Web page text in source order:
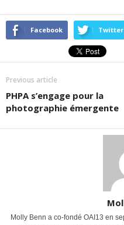
Facebook Twitter
Previous article
PHPA s’engage pour la
photographie émergente
Molly Benn a co-fondé OAI13 en